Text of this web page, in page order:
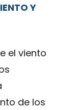
Y
el viento
de los